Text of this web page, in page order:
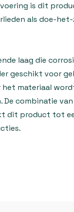
is dit
als doe-het-
laag die
geschikt voor
materiaal
De combinatie van
dit product tot